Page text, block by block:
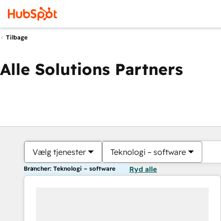
Tilbage
Alle Solutions Partners
Vælg tjenester Teknologi – software
Brancher: Teknologi – software Ryd alle